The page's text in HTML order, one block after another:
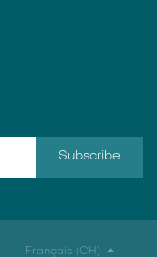
Subscribe
Français (CH)